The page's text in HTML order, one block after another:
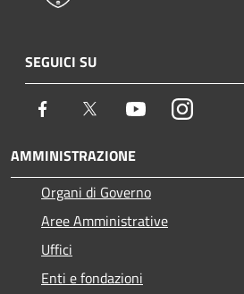
SEGUICI SU
Facebook Twitter YoutubeInstagram
AMMINISTRAZIONE
Organi di Governo
Aree Amministrative
Uffici
Enti e fondazioni